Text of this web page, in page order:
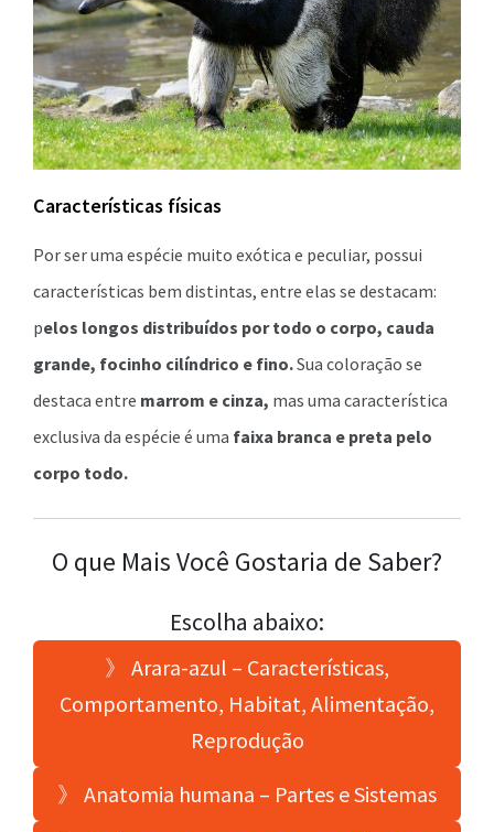
Características físicas
Por ser uma espécie muito exótica e peculiar, possui
características bem distintas, entre elas se destacam:
pelos longos distribuídos por todo o corpo, cauda
grande, focinho cilíndrico e fino.Sua coloração se
destaca entre marrom e cinza, mas uma característica
exclusiva da espécie é uma faixa branca e preta pelo
corpo todo.
O que Mais Você Gostaria de Saber?
Escolha abaixo:
》 Arara-azul – Características,
Comportamento, Habitat, Alimentação,
Reprodução
》 Anatomia humana – Partes e Sistemas